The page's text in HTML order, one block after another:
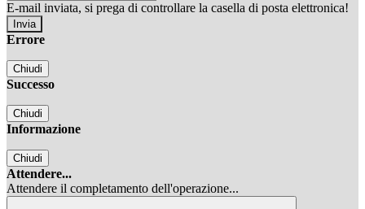
E-mail inviata, si prega di controllare la casella di posta elettronica!
Errore
Chiudi
Successo
Chiudi
Informazione
Chiudi
Attendere...
Attendere il completamento dell'operazione...